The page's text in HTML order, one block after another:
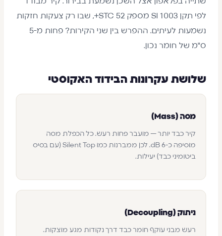
לפי תקן SI 1003 מספק STC 52+, שבו רק צעקות חזקות
נשמעות לעיתים. ההפרש בין שני הקירות? פחות מ-5
ס"מ של חומר נכון.
שלושת עקרונות הבידוד האקוסטי
מסה (Mass)
קיר כבד יותר — מועבר פחות רעש. כל הכפלת מסה
מוסיפה כ-6 dB. לכן ממברנות כמו Silent Top (עם בסיס
ביטומיני כבד) יעילות.
ניתוק (Decoupling)
רעש מבני עוקף חומר כבד דרך נקודות מגע מוצקות.